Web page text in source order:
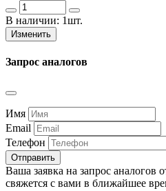
В наличии: 1шт.
Изменить
Запрос аналогов
Имя
Email
Телефон
Отправить
Ваша заявка на запрос аналогов
свяжется с вами в ближайшее